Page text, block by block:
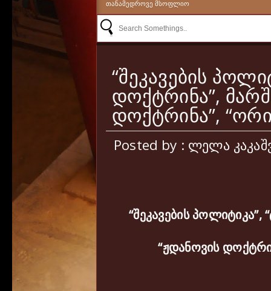
ᲗᲐᲜᲐᲛᲔᲓᲠᲝᲕᲔ ᲛᲡᲝᲤᲚᲘᲝ
“შეკავების
დოქტრინა”,
დოქტრინა”,
Posted by : ლელა
“შეკავების პოლიტიკა”, “
“ჟდანოვის